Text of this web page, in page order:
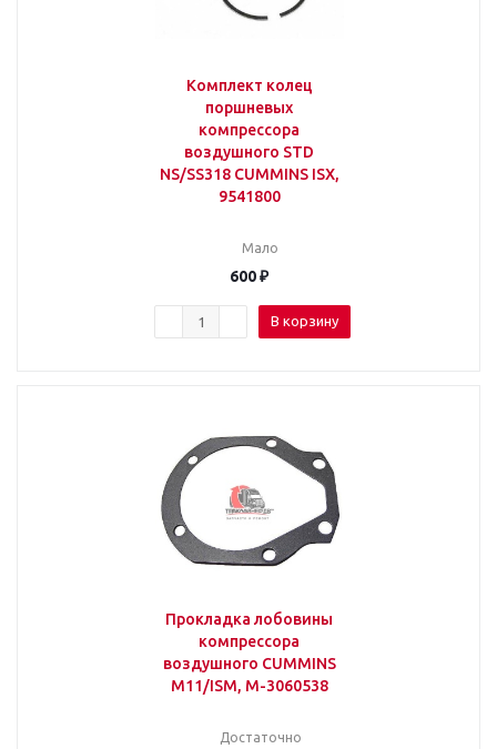
Комплект колец
поршневых
компрессора
воздушного STD
NS/SS318 CUMMINS ISX,
9541800
Мало
600₽
В корзину
Прокладка лобовины
компрессора
воздушного CUMMINS
M11/ISM, M-3060538
Достаточно